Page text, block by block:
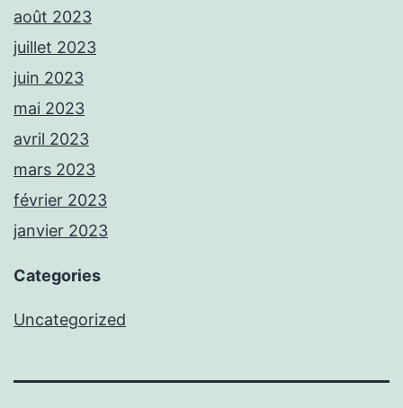
août 2023
juillet 2023
juin 2023
mai 2023
avril 2023
mars 2023
février 2023
janvier 2023
Categories
Uncategorized